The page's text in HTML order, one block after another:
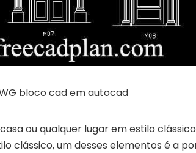
bloco cad em autocad
ou qualquer lugar em estilo
clássico, um desses elementos é a